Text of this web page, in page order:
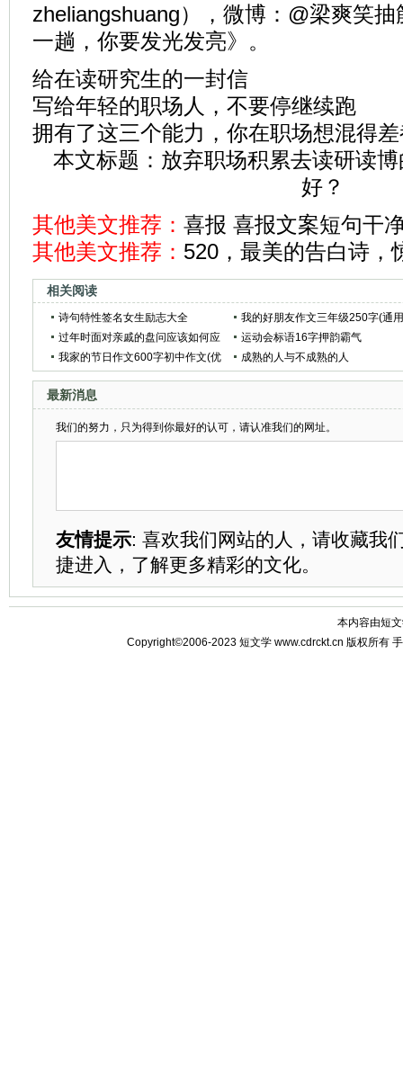
zheliangshuang），微博：@梁爽笑
一趟，你要发光发亮》。
给在读研究生的一封信
写给年轻的职场人，不要停继续跑
拥有了这三个能力，你在职场想混得
本文标题： 放弃职场积累去读研读
好？
其他美文推荐： 喜报 喜报文案短句干
其他美文推荐： 520，最美的告白诗，
相关阅读
诗句特性签名女生励志大全
我的好朋友作文三年级250字(通
范文4篇)
过年时面对亲戚的盘问应该如何应
对？
运动会标语16字押韵霸气
我家的节日作文600字初中作文(优
成熟的人与不成熟的人
最新消息
我们的努力，只为得到你最好的认可，请认准我们的网址。
友情提示: 喜欢我们网站的人，请收藏我
捷进入，了解更多精彩的文化。
本内容由短
Copyright©2006-2023 短文学 www.cdrckt.cn 版权所有